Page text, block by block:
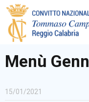
DOCUMENTAZIONE
PERSONALE
Menù
15/01/2021